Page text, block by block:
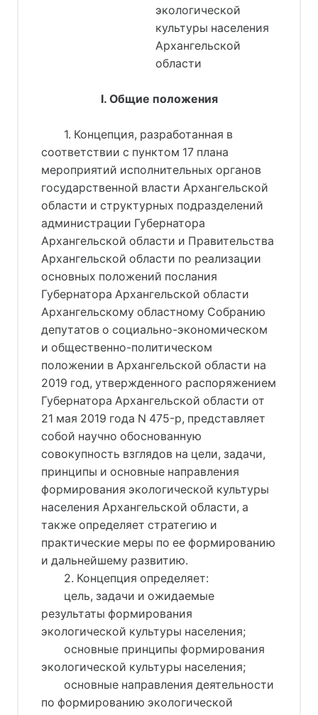
экологической
культуры населения
Архангельской
области
I. Общие положения
1. Концепция, разработанная в
соответствии с пунктом 17 плана
мероприятий исполнительных органов
государственной власти Архангельской
области и структурных подразделений
администрации Губернатора
Архангельской области и Правительства
Архангельской области по реализации
основных положений послания
Губернатора Архангельской области
Архангельскому областному Собранию
депутатов о социально-экономическом
и общественно-политическом
положении в Архангельской области на
2019 год, утвержденного распоряжением
Губернатора Архангельской области от
21 мая 2019 года N 475-р, представляет
собой научно обоснованную
совокупность взглядов на цели, задачи,
принципы и основные направления
формирования экологической культуры
населения Архангельской области, а
также определяет стратегию и
практические меры по ее формированию
и дальнейшему развитию.
2. Концепция определяет:
цель, задачи и ожидаемые
результаты формирования
экологической культуры населения;
основные принципы формирования
экологической культуры населения;
основные направления деятельности
по формированию экологической